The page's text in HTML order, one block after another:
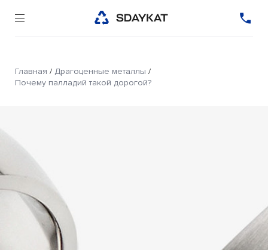
Главная / Драгоценные металлы /
Почему палладий такой дорогой?